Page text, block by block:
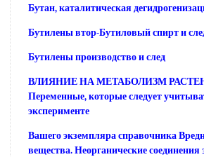
Бутан, каталитическая
Бутилены втор-Бутиловый спирт и
Бутилены производство и след
ВЛИЯНИЕ НА МЕТАБОЛИЗМ
Переменные, которые следует
эксперименте
Вашего экземпляра справочника
вещества. Неорганические